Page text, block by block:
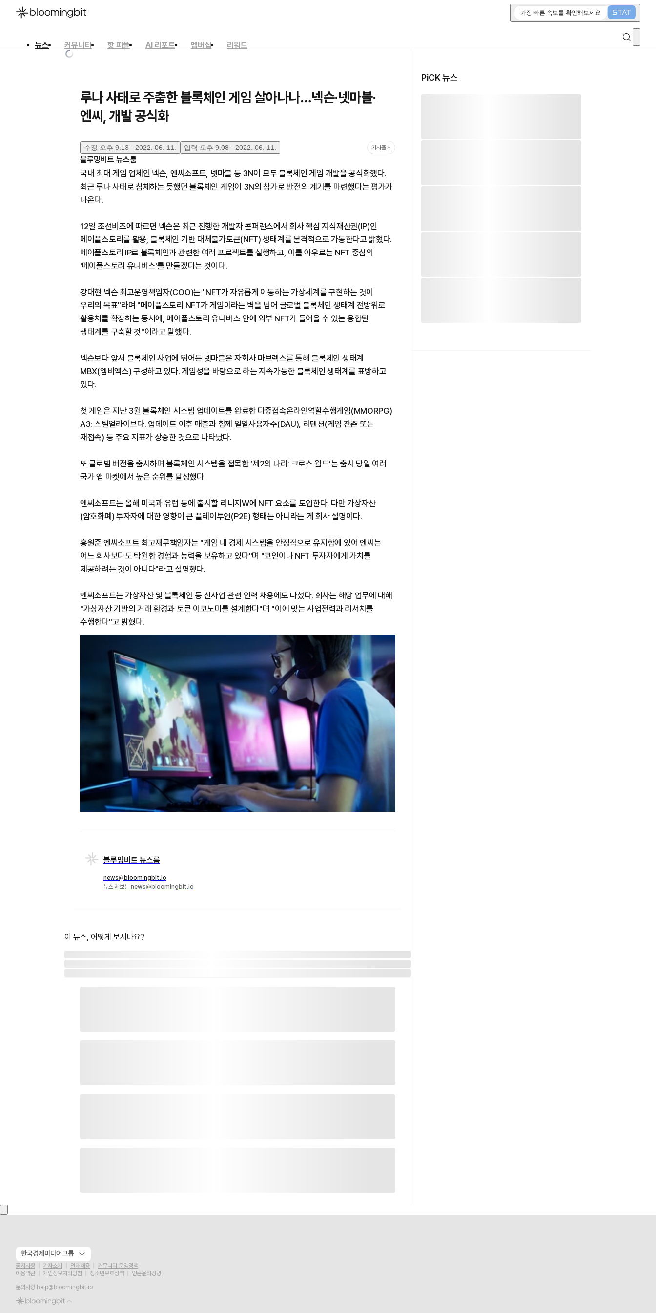
가장 빠른 속보를 확인해보세요
뉴스 커뮤니티 핫 피플 AI 리포트 멤버십
리워드
루나 사태로 주춤한 블록체인 게임 살아나나…넥슨·넷마블·
엔씨, 개발 공식화
수정 오후 9:13 · 2022. 06. 11. 입력 오후 9:08 · 2022. 06. 11. 기사출처
블루밍비트 뉴스룸
국내 최대 게임 업체인 넥슨, 엔씨소프트, 넷마블 등 3N이 모두 블록체인 게임 개발을 공식화했다.
최근 루나 사태로 침체하는 듯했던 블록체인 게임이 3N의 참가로 반전의 계기를 마련했다는 평가가
나온다.
12일 조선비즈에 따르면 넥슨은 최근 진행한 개발자 콘퍼런스에서 회사 핵심 지식재산권(IP)인
메이플스토리를 활용, 블록체인 기반 대체불가토큰(NFT) 생태계를 본격적으로 가동한다고 밝혔다.
메이플스토리 IP로 블록체인과 관련한 여러 프로젝트를 실행하고, 이를 아우르는 NFT 중심의
'메이플스토리 유니버스'를 만들겠다는 것이다.
강대현 넥슨 최고운영책임자(COO)는 "NFT가 자유롭게 이동하는 가상세계를 구현하는 것이
우리의 목표"라며 "메이플스토리 NFT가 게임이라는 벽을 넘어 글로벌 블록체인 생태계 전방위로
활용처를 확장하는 동시에, 메이플스토리 유니버스 안에 외부 NFT가 들어올 수 있는 융합된
생태계를 구축할 것"이라고 말했다.
넥슨보다 앞서 블록체인 사업에 뛰어든 넷마블은 자회사 마브렉스를 통해 블록체인 생태계
MBX(엠비엑스) 구성하고 있다. 게임성을 바탕으로 하는 지속가능한 블록체인 생태계를 표방하고
있다.
첫 게임은 지난 3월 블록체인 시스템 업데이트를 완료한 다중접속온라인역할수행게임(MMORPG)
A3: 스틸얼라이브다. 업데이트 이후 매출과 함께 일일사용자수(DAU), 리텐션(게임 잔존 또는
재접속) 등 주요 지표가 상승한 것으로 나타났다.
또 글로벌 버전을 출시하며 블록체인 시스템을 접목한 ‘제2의 나라: 크로스 월드’는 출시 당일 여러
국가 앱 마켓에서 높은 순위를 달성했다.
엔씨소프트는 올해 미국과 유럽 등에 출시할 리니지W에 NFT 요소를 도입한다. 다만 가상자산
(암호화폐) 투자자에 대한 영향이 큰 플레이투언(P2E) 형태는 아니라는 게 회사 설명이다.
홍원준 엔씨소프트 최고재무책임자는 "게임 내 경제 시스템을 안정적으로 유지함에 있어 엔씨는
어느 회사보다도 탁월한 경험과 능력을 보유하고 있다"며 "코인이나 NFT 투자자에게 가치를
제공하려는 것이 아니다"라고 설명했다.
엔씨소프트는 가상자산 및 블록체인 등 신사업 관련 인력 채용에도 나섰다. 회사는 해당 업무에 대해
"가상자산 기반의 거래 환경과 토큰 이코노미를 설계한다"며 "이에 맞는 사업전력과 리서치를
수행한다"고 밝혔다.
블루밍비트 뉴스룸
news@bloomingbit.io
뉴스 제보는 news@bloomingbit.io
이 뉴스, 어떻게 보시나요?
PiCK 뉴스
한국경제미디어그룹
공지사항 기자소개 인재채용
커뮤니티 운영정책
이용약관
개인정보처리방침 청소년보호정책
언론윤리강령
문의사항 help@bloomingbit.io